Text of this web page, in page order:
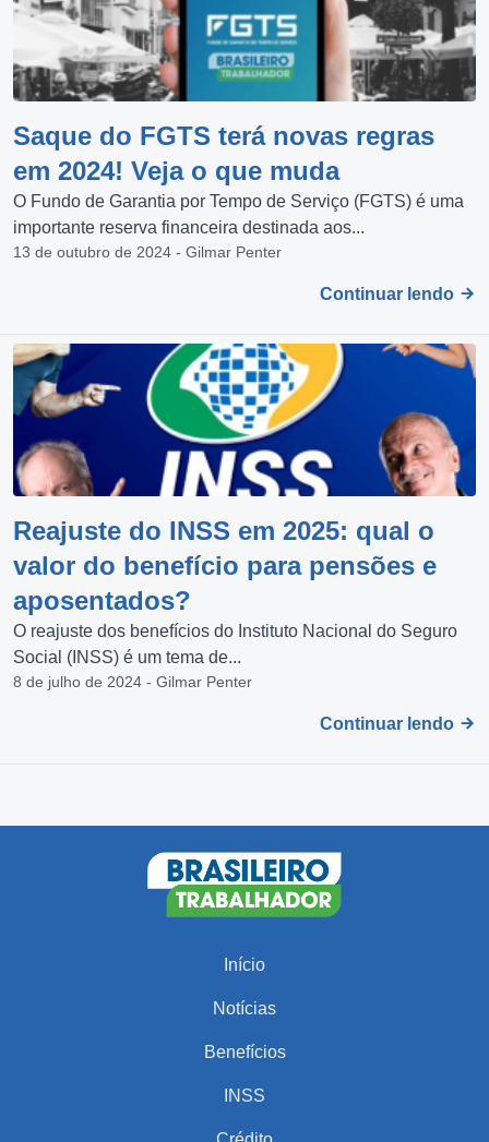
Saque do FGTS terá novas regras
em 2024! Veja o que muda
O Fundo de Garantia por Tempo de Serviço (FGTS) é uma
importante reserva financeira destinada aos...
13 de outubro de 2024 - Gilmar Penter
Continuar lendo
Reajuste do INSS em 2025: qual o
valor do benefício para pensões e
aposentados?
O reajuste dos benefícios do Instituto Nacional do Seguro
Social (INSS) é um tema de...
8 de julho de 2024 - Gilmar Penter
Continuar lendo
Início
Notícias
Benefícios
INSS